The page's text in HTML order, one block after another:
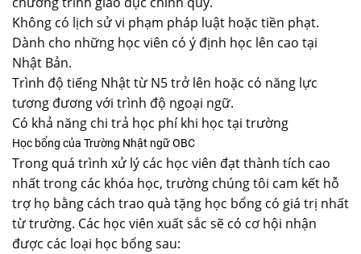
Không có lịch sử vi phạm pháp luật hoặc tiền phạt.
Dành cho những học viên có ý định học lên cao tại
Nhật Bản.
Trình độ tiếng Nhật từ N5 trở lên hoặc có năng lực
tương đương với trình độ ngoại ngữ.
Có khả năng chi trả học phí khi học tại trường
Học bổng của Trường Nhật ngữ OBC
Trong quá trình xử lý các học viên đạt thành tích cao
nhất trong các khóa học, trường chúng tôi cam kết hỗ
trợ họ bằng cách trao quà tặng học bổng có giá trị nhất
từ ​​trường. Các học viên xuất sắc sẽ có cơ hội nhận
được các loại học bổng sau: